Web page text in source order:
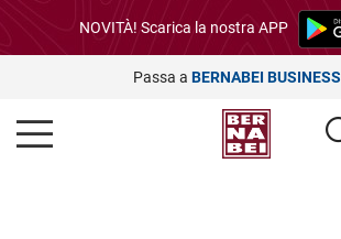
NOVITÀ! Scarica la nostra APP
Passa a BERNABEI BUSINESS